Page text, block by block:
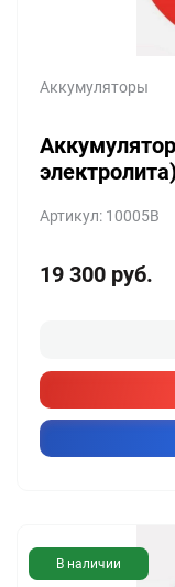
Аккумуляторы
Артикул: 10005B
19 300 руб.
В наличии